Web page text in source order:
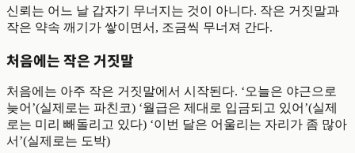
신뢰는 어느 날 갑자기 무너지는 것이 아니다. 작은 거짓말과
작은 약속 깨기가 쌓이면서, 조금씩 무너져 간다.
처음에는 작은 거짓말
처음에는 아주 작은 거짓말에서 시작된다. ‘오늘은 야근으로
늦어’(실제로는 파친코) ‘월급은 제대로 입금되고 있어’(실제
로는 미리 빼돌리고 있다) ‘이번 달은 어울리는 자리가 좀 많아
서’(실제로는 도박)